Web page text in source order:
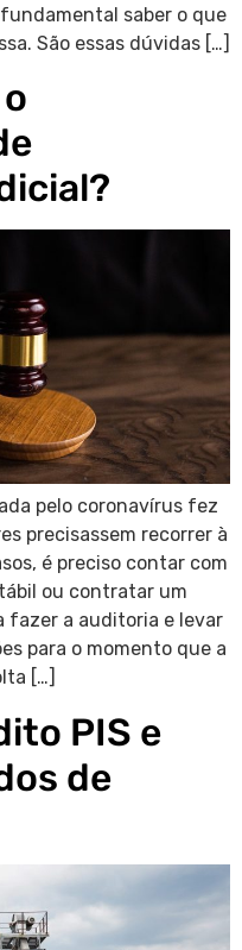
saber o que
São essas dúvidas […]
pelo coronavírus fez
precisassem recorrer à
é preciso contar com
ou contratar um
fazer a auditoria e levar
para o momento que a
[…]
PIS e
de